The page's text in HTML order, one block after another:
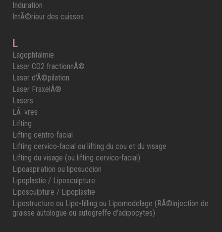
Induration
IntÃ©rieur des cuisses
L
Lagophtalmie
Laser CO2 fractionnÃ©
Laser d'Ã©pilation
Laser FraxelÂ®
Lasers
LÃ¨vres
Lifting
Lifting centro-facial
Lifting cervico-facial ou lifting du cou et du visage
Lifting du visage (ou lifting cervico-facial)
Lipoaspiration ou liposuccion
Lipoplastie / Liposculpture
Liposculpture / Lipoplastie
Lipostructure ou Lipo-filling ou Lipomodelage (RÃ©injection de
graisse autologue ou autogreffe d'adipocytes)